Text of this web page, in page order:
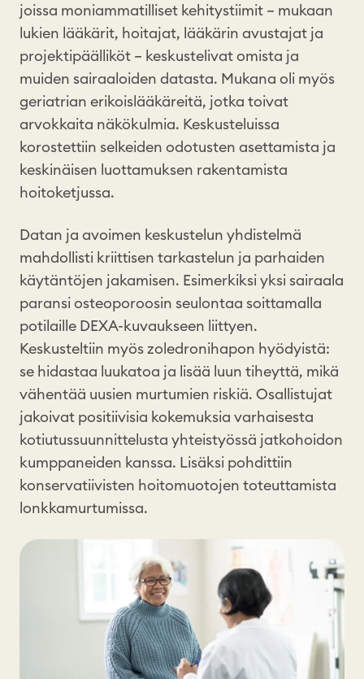
joissa moniammatilliset kehitystiimit – mukaan
lukien lääkärit, hoitajat, lääkärin avustajat ja
projektipäälliköt – keskustelivat omista ja
muiden sairaaloiden datasta. Mukana oli myös
geriatrian erikoislääkäreitä, jotka toivat
arvokkaita näkökulmia. Keskusteluissa
korostettiin selkeiden odotusten asettamista ja
keskinäisen luottamuksen rakentamista
hoitoketjussa.
Datan ja avoimen keskustelun yhdistelmä
mahdollisti kriittisen tarkastelun ja parhaiden
käytäntöjen jakamisen. Esimerkiksi yksi sairaala
paransi osteoporoosin seulontaa soittamalla
potilaille DEXA-kuvaukseen liittyen.
Keskusteltiin myös zoledronihapon hyödyistä:
se hidastaa luukatoa ja lisää luun tiheyttä, mikä
vähentää uusien murtumien riskiä. Osallistujat
jakoivat positiivisia kokemuksia varhaisesta
kotiutussuunnittelusta yhteistyössä jatkohoidon
kumppaneiden kanssa. Lisäksi pohdittiin
konservatiivisten hoitomuotojen toteuttamista
lonkkamurtumissa.